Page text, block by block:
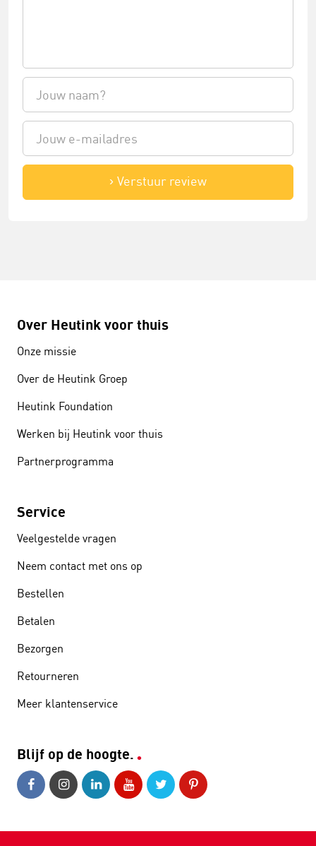
Verstuur review
Over Heutink voor thuis
Onze missie
Over de Heutink Groep
Heutink Foundation
Werken bij Heutink voor thuis
Partnerprogramma
Service
Veelgestelde vragen
Neem contact met ons op
Bestellen
Betalen
Bezorgen
Retourneren
Meer klantenservice
Blijf op de hoogte.